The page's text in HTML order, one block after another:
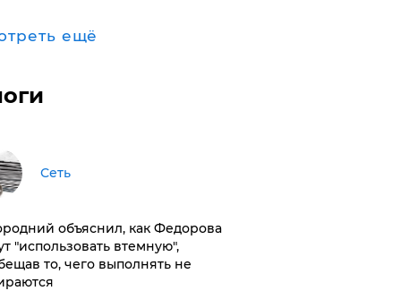
ещё
Сеть
объяснил, как Федорова
"использовать втемную",
то, чего выполнять не